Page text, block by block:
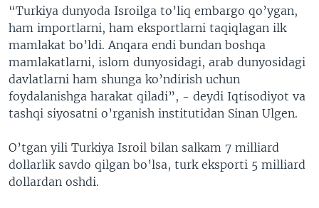
“Turkiya dunyoda Isroilga to’liq embargo qo’ygan,
ham importlarni, ham eksportlarni taqiqlagan ilk
mamlakat bo’ldi. Anqara endi bundan boshqa
mamlakatlarni, islom dunyosidagi, arab dunyosidagi
davlatlarni ham shunga ko’ndirish uchun
foydalanishga harakat qiladi”, - deydi Iqtisodiyot va
tashqi siyosatni o’rganish institutidan Sinan Ulgen.
O’tgan yili Turkiya Isroil bilan salkam 7 milliard
dollarlik savdo qilgan bo’lsa, turk eksporti 5 milliard
dollardan oshdi.